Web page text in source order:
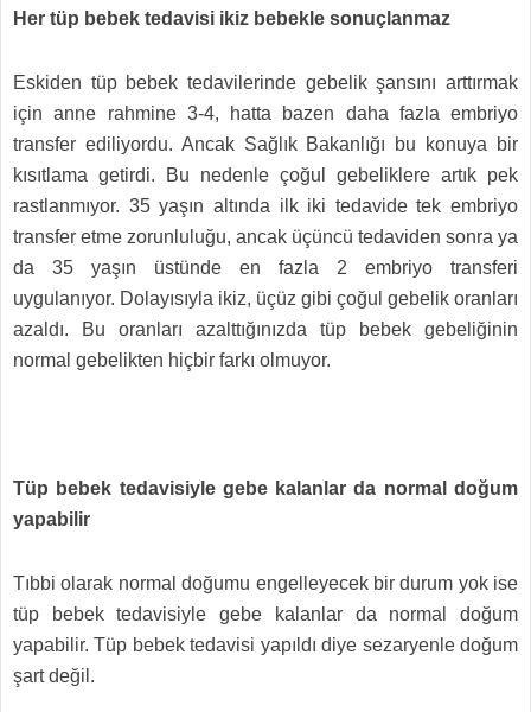
Her tüp bebek tedavisi ikiz bebekle sonuçlanmaz
Eskiden tüp bebek tedavilerinde gebelik şansını arttırmak
için anne rahmine 3-4, hatta bazen daha fazla embriyo
transfer ediliyordu. Ancak Sağlık Bakanlığı bu konuya bir
kısıtlama getirdi. Bu nedenle çoğul gebeliklere artık pek
rastlanmıyor. 35 yaşın altında ilk iki tedavide tek embriyo
transfer etme zorunluluğu, ancak üçüncü tedaviden sonra ya
da 35 yaşın üstünde en fazla 2 embriyo transferi
uygulanıyor. Dolayısıyla ikiz, üçüz gibi çoğul gebelik oranları
azaldı. Bu oranları azalttığınızda tüp bebek gebeliğinin
normal gebelikten hiçbir farkı olmuyor.
Tüp bebek tedavisiyle gebe kalanlar da normal doğum
yapabilir
Tıbbi olarak normal doğumu engelleyecek bir durum yok ise
tüp bebek tedavisiyle gebe kalanlar da normal doğum
yapabilir. Tüp bebek tedavisi yapıldı diye sezaryenle doğum
şart değil.